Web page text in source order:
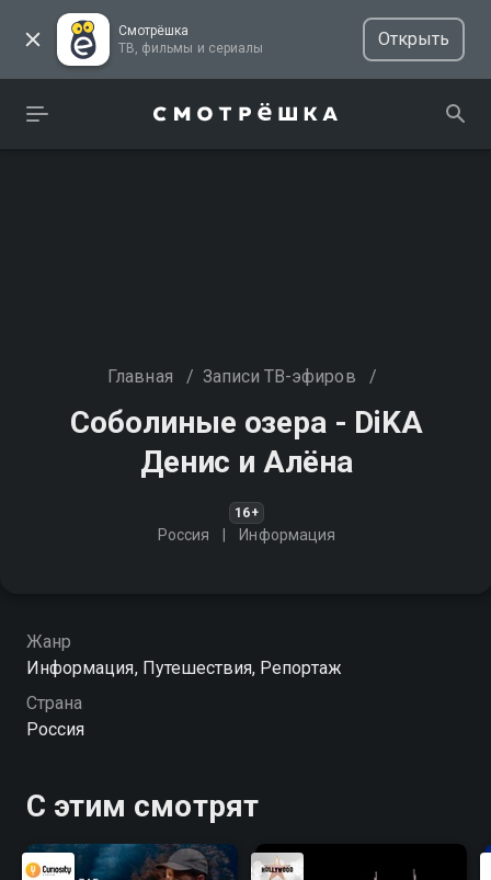
Смотрёшка
ТВ, фильмы и сериалы
Открыть
Главная / Записи ТВ-эфиров /
Соболиные озера - DiKA
Денис и Алёна
16+
Россия Информация
Жанр
Информация, Путешествия, Репортаж
Страна
Россия
С этим смотрят